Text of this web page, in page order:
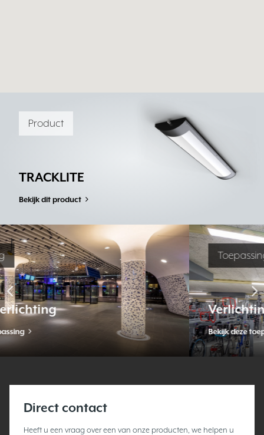
Product
TRACKLITE
Bekijk dit product
Toepassing
Verlichting voor parkeergarages
Bekijk deze toepassing
Direct contact
Heeft u een vraag over een van onze producten, we helpen u